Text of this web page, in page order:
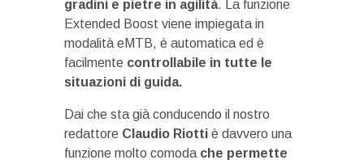
gradini e pietre in agilità. La funzione
Extended Boost viene impiegata in
modalità eMTB, è automatica ed è
facilmente controllabile in tutte le
situazioni di guida.
Dai che sta già conducendo il nostro
redattore Claudio Riotti è davvero una
funzione molto comoda che permette